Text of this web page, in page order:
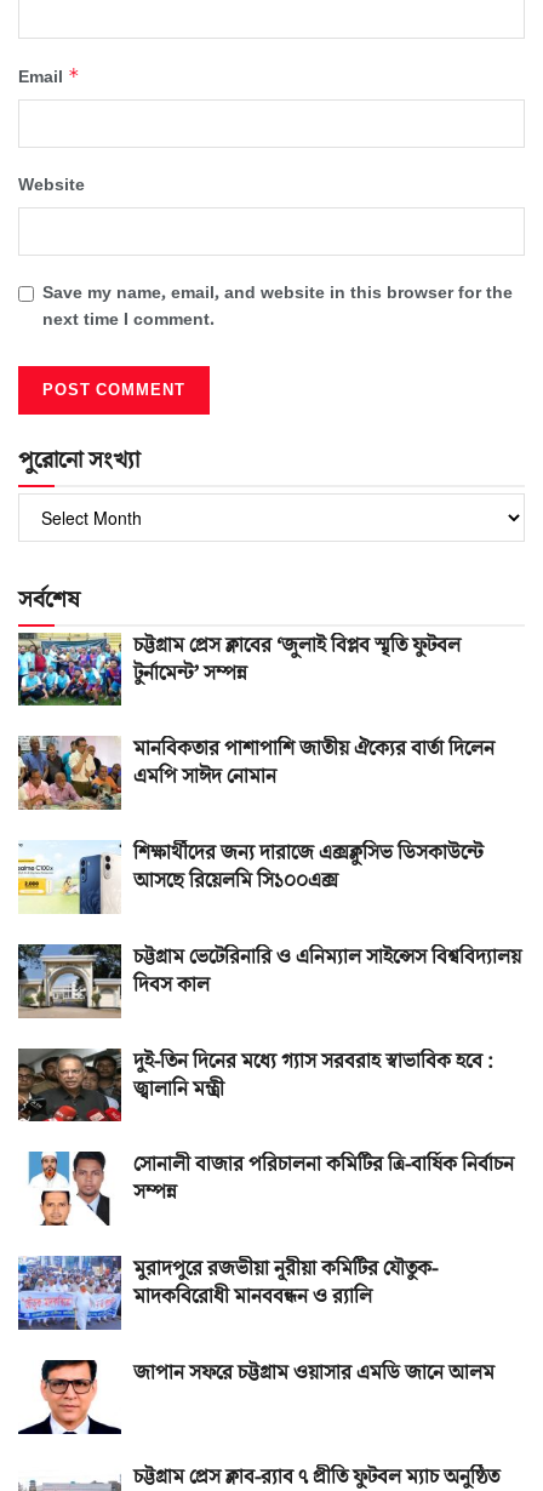
Email *
Website
Save my name, email, and website in this browser for the
next time I comment.
পুরোনো সংখ্যা
সংখ্যা
সর্বশেষ
চট্টগ্রাম প্রেস ক্লাবের ‘জুলাই বিপ্লব স্মৃতি ফুটবল
টুর্নামেন্ট’ সম্পন্ন
মানবিকতার পাশাপাশি জাতীয় ঐক্যের বার্তা দিলেন
এমপি সাঈদ নোমান
শিক্ষার্থীদের জন্য দারাজে এক্সক্লুসিভ ডিসকাউন্টে
আসছে রিয়েলমি সি১০০এক্স
চট্টগ্রাম ভেটেরিনারি ও এনিম্যাল সাইন্সেস বিশ্ববিদ্যালয়
দিবস কাল
দুই-তিন দিনের মধ্যে গ্যাস সরবরাহ স্বাভাবিক হবে :
জ্বালানি মন্ত্রী
সোনালী বাজার পরিচালনা কমিটির ত্রি-বার্ষিক নির্বাচন
সম্পন্ন
মুরাদপুরে রজভীয়া নূরীয়া কমিটির যৌতুক-
মাদকবিরোধী মানববন্ধন ও র‌্যালি
জাপান সফরে চট্টগ্রাম ওয়াসার এমডি জানে আলম
চট্টগ্রাম প্রেস ক্লাব-র‌্যাব ৭ প্রীতি ফুটবল ম্যাচ অনুষ্ঠিত